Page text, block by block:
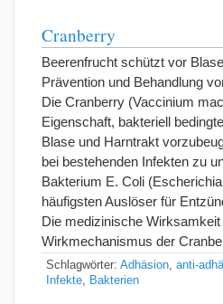
Cranberry
Beerenfrucht schützt vor
Prävention und Behandlung
Die Cranberry (Vaccinium
Eigenschaft, bakteriell
Blase und Harntrakt
bei bestehenden Infekten zu
Bakterium E. Coli
häufigsten Auslöser für
Die medizinische Wirksamkeit
Wirkmechanismus der
Schlagwörter: Adhäsion anti-
Infekte
Bakterien